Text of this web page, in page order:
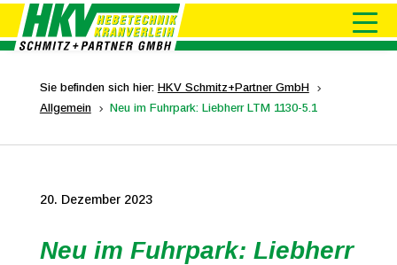
Sie befinden sich hier: HKV Schmitz+Partner GmbH 5
Allgemein 5 Neu im Fuhrpark: Liebherr LTM 1130-5.1
20. Dezember 2023
Neu im Fuhrpark: Liebherr